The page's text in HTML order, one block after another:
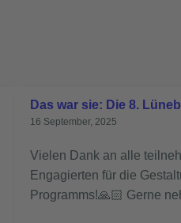
Das war sie: Die 8.
16 September, 2025
Vielen Dank an alle
Engagierten für die
Programms!🙏🏻 Gerne